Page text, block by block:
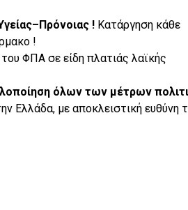
! Κατάργηση κάθε
!
ΦΠΑ σε είδη πλατιάς λαϊκής
όλων των μέτρων
Ελλάδα, με αποκλειστική ευθύνη